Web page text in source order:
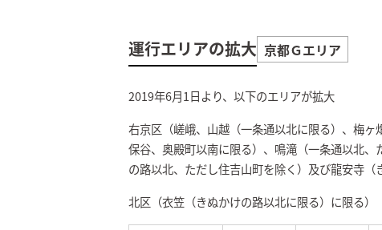
運行エリアの拡大 京都Ｇエリア
2019年6月1日より、以下のエリアが拡大
右京区（嵯峨、山越（一条通以北に限る）、梅
保谷、奥殿町以南に限る）、鳴滝（一条通以北
の路以北、ただし住吉山町を除く）及び龍安寺（
北区（衣笠（きぬかけの路以北に限る）に限る）